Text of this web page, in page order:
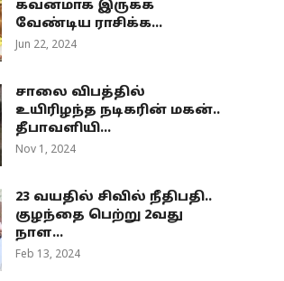
கவனமாக இருக்க
வேண்டிய ராசிக்க...
Jun 22, 2024
சாலை விபத்தில்
உயிரிழந்த நடிகரின் மகன்..
தீபாவளியி...
Nov 1, 2024
23 வயதில் சிவில் நீதிபதி..
குழந்தை பெற்று 2வது
நாள...
Feb 13, 2024